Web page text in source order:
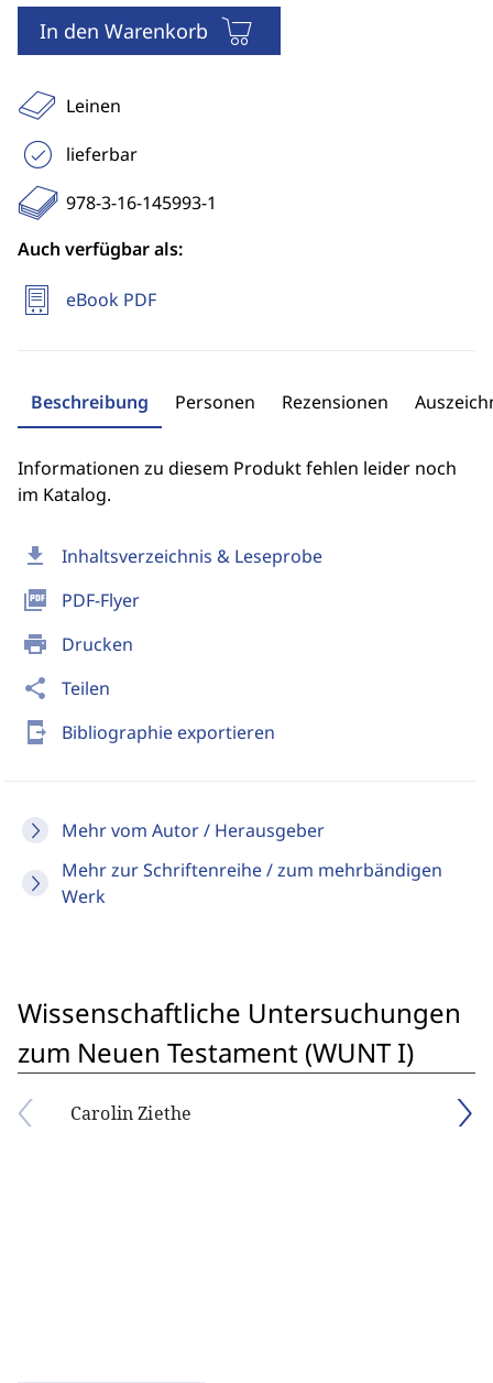
download Inhaltsverzeichnis & Leseprobe
picture_as_pdf PDF-Flyer
print Drucken
share Teilen
send_to_mobile Bibliographie exportieren
Mehr vom Autor / Herausgeber
Mehr zur Schriftenreihe / zum mehrbändigen
Werk
In den Warenkorb
Leinen
lieferbar
978-3-16-145993-1
Auch verfügbar als:
eBook PDF
Beschreibung Personen Rezensionen
Informationen zu diesem Produkt fehlen leider noch
im Katalog.
Wissenschaftliche Untersuchungen
zum Neuen Testament (WUNT I)
Carolin Ziethe